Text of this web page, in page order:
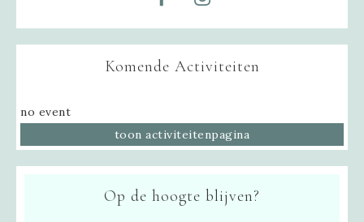
Komende Activiteiten
no event
toon activiteitenpagina
Op de hoogte blijven?